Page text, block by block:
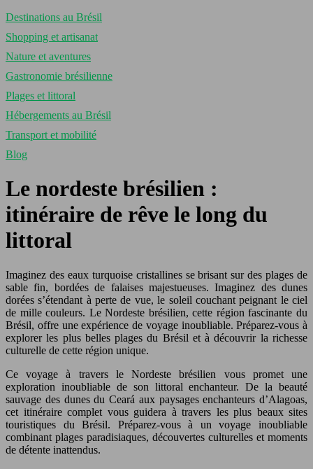
Destinations au Brésil
Shopping et artisanat
Nature et aventures
Gastronomie brésilienne
Plages et littoral
Hébergements au Brésil
Transport et mobilité
Blog
Le nordeste brésilien :
itinéraire de rêve le long du
littoral
Imaginez des eaux turquoise cristallines se brisant sur des plages de
sable fin, bordées de falaises majestueuses. Imaginez des dunes
dorées s’étendant à perte de vue, le soleil couchant peignant le ciel
de mille couleurs. Le Nordeste brésilien, cette région fascinante du
Brésil, offre une expérience de voyage inoubliable. Préparez-vous à
explorer les plus belles plages du Brésil et à découvrir la richesse
culturelle de cette région unique.
Ce voyage à travers le Nordeste brésilien vous promet une
exploration inoubliable de son littoral enchanteur. De la beauté
sauvage des dunes du Ceará aux paysages enchanteurs d’Alagoas,
cet itinéraire complet vous guidera à travers les plus beaux sites
touristiques du Brésil. Préparez-vous à un voyage inoubliable
combinant plages paradisiaques, découvertes culturelles et moments
de détente inattendus.